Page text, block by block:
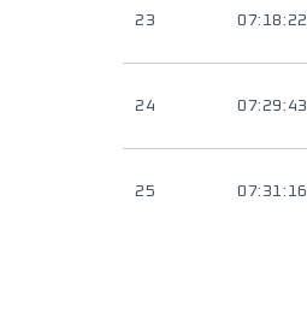
23 07:18:22
24 07:29:43
25 07:31:16